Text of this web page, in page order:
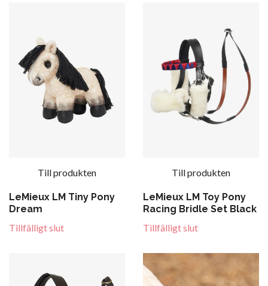
Till produkten
LeMieux LM Tiny Pony
Dream
Tillfälligt slut
Till produkten
LeMieux LM Toy Pony
Racing Bridle Set Black
Tillfälligt slut